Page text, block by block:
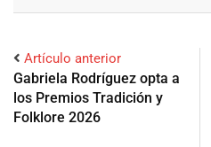
Artículo anterior
Gabriela Rodríguez opta a
los Premios Tradición y
Folklore 2026